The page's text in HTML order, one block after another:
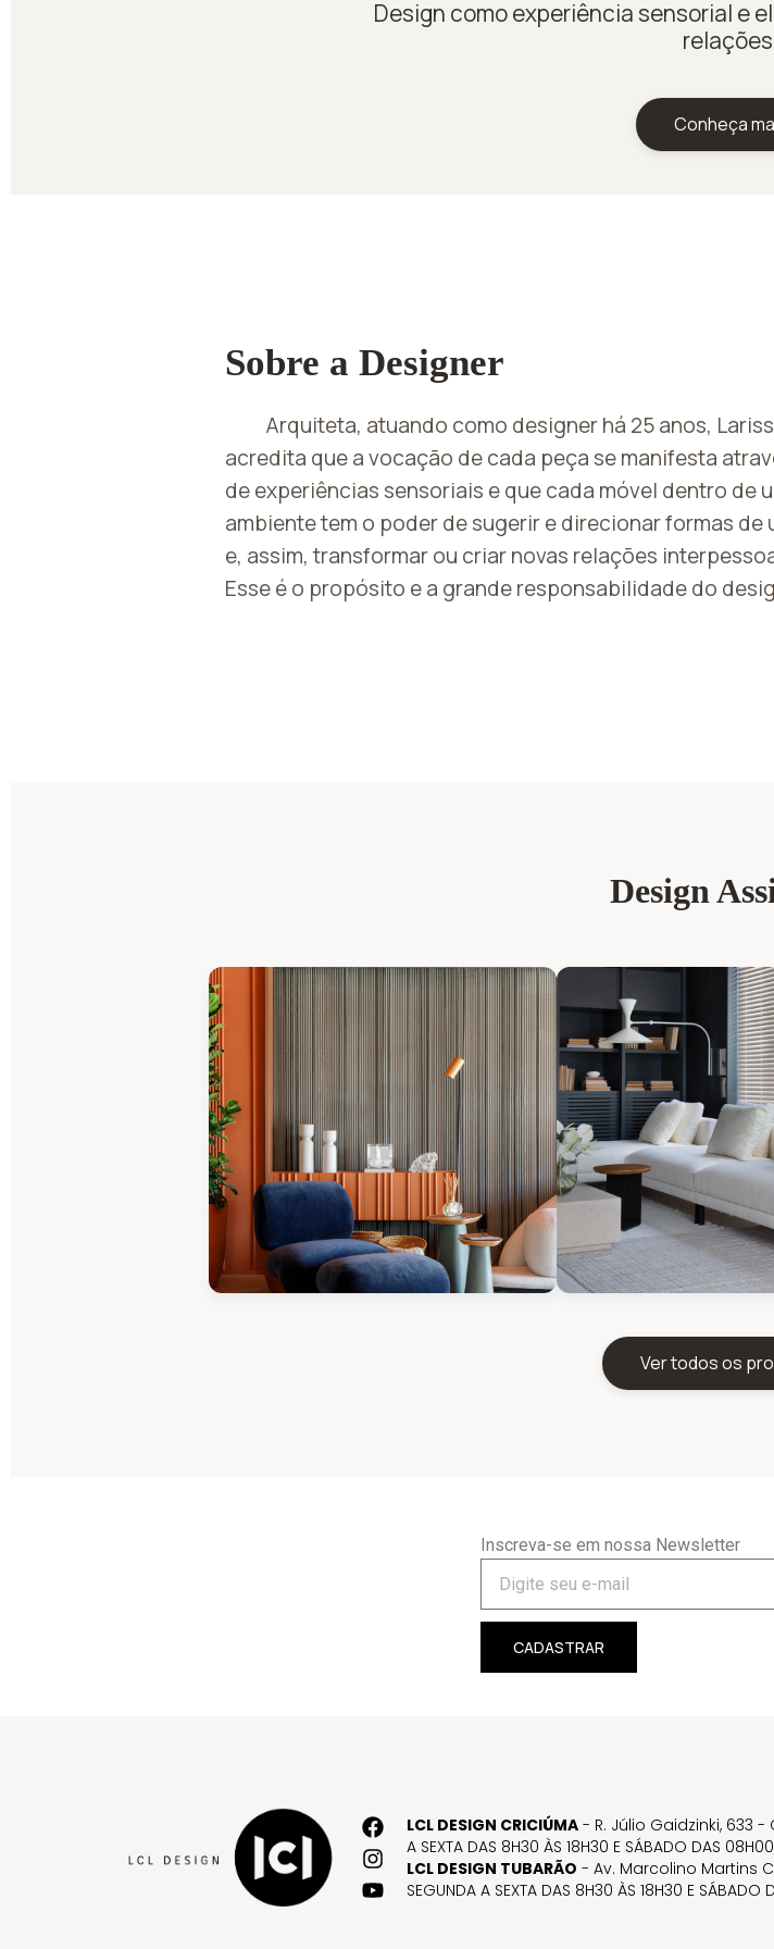
Design como experiência sensorial e
Conheça
Sobre a Designer
Arquiteta, atuando como designer há 25 anos,
acredita que a vocação de cada peça se manifesta
de experiências sensoriais e que cada móvel dentro de
ambiente tem o poder de sugerir e direcionar formas de
e, assim, transformar ou criar novas relações
Esse é o propósito e a grande responsabilidade do
Design
Ver todos os
Inscreva-se em nossa Newsletter
CADASTRAR
LCL DESIGN CRICIÚMA - R. Júlio Gaidzinki, 633 -
A SEXTA DAS 8H30 ÀS 18H30 E SÁBADO DAS
LCL DESIGN TUBARÃO - Av. Marcolino Martins
SEGUNDA A SEXTA DAS 8H30 ÀS 18H30 E SÁBADO